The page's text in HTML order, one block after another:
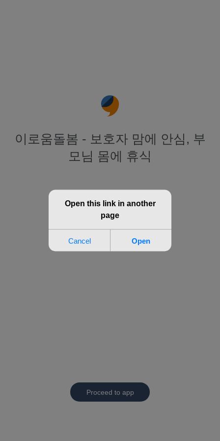
이로움돌봄 - 보호자 맘에 안심, 부
모님 몸에 휴식
Proceed to app